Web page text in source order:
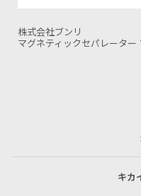
株式会社ブンリ
マグネティックセパ
キカ